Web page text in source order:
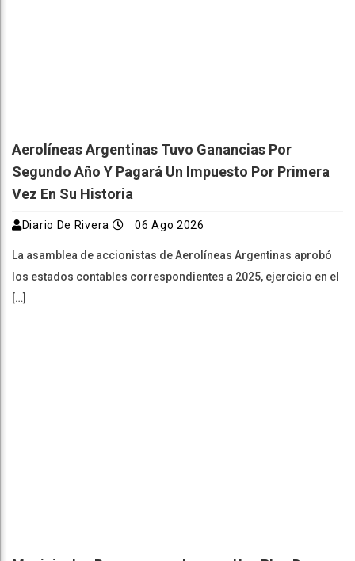
Aerolíneas Argentinas Tuvo Ganancias Por
Segundo Año Y Pagará Un Impuesto Por Primera
Vez En Su Historia
Diario De Rivera 06 Ago 2026
La asamblea de accionistas de Aerolíneas Argentinas aprobó
los estados contables correspondientes a 2025, ejercicio en el
[…]